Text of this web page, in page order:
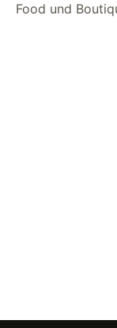
Food und